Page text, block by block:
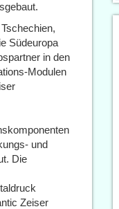
Südeuropa
in den
Modulen
und
Die
Zeiser